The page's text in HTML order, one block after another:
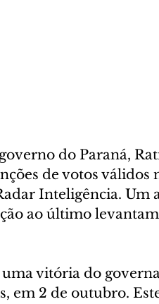
do Paraná,
de votos
Inteligência. Um
ao último
uma vitória do
em 2 de outubro.